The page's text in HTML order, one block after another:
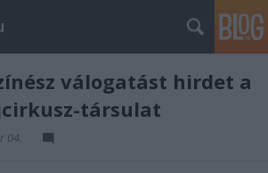
válogatást hirdet a
társulat
04.